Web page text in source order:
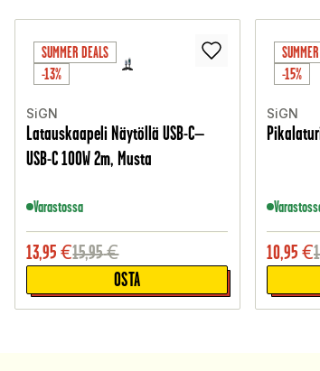
SUMMER DEALS
-13%
SiGN
Latauskaapeli Näytöllä USB-C–
USB-C 100W 2m, Musta
Varastossa
13,95 €15,95€
OSTA
-15%
SiGN
10,95 €